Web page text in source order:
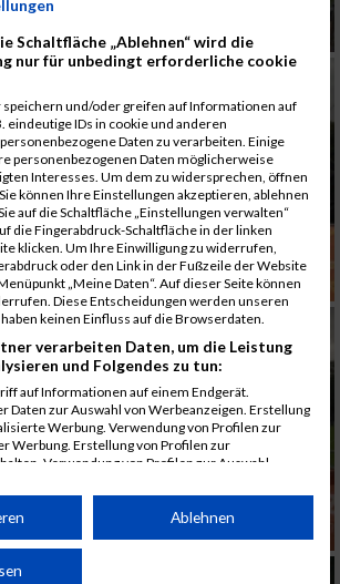
Schaltfläche „Ablehnen“ wird die
nur für unbedingt erforderliche cookie
und/oder greifen auf Informationen auf
eindeutige IDs in cookie und anderen
Daten zu verarbeiten. Einige
personenbezogenen Daten möglicherweise
Interesses. Um dem zu widersprechen, öffnen
können Ihre Einstellungen akzeptieren, ablehnen
auf die Schaltfläche „Einstellungen verwalten“
die Fingerabdruck-Schaltfläche in der linken
klicken. Um Ihre Einwilligung zu widerrufen,
oder den Link in der Fußzeile der Website
„Meine Daten“. Auf dieser Seite können
Diese Entscheidungen werden unseren
keinen Einfluss auf die Browserdaten.
verarbeiten Daten, um die Leistung
und Folgendes zu tun:
auf Informationen auf einem Endgerät.
Daten zur Auswahl von Werbeanzeigen. Erstellung
Werbung. Verwendung von Profilen zur
Werbung. Erstellung von Profilen zur
Verwendung von Profilen zur Auswahl
Analyse von Zielgruppen durch Statistiken oder
aus verschiedenen Quellen. Entwicklung und
der Europäischen Union weitergegeben und in die
Ablehnen